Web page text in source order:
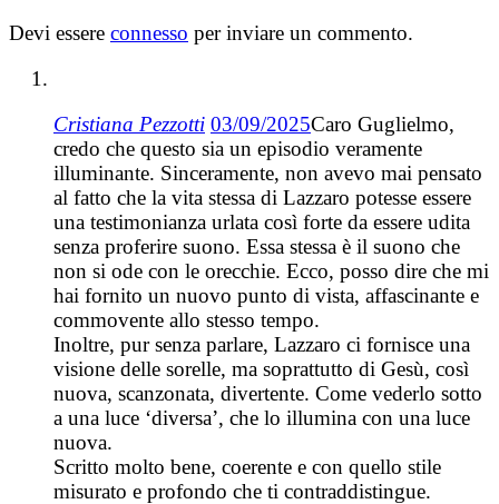
Devi essere connesso per inviare un commento.
Cristiana Pezzotti 03/09/2025Caro Guglielmo,
credo che questo sia un episodio veramente
illuminante. Sinceramente, non avevo mai pensato
al fatto che la vita stessa di Lazzaro potesse essere
una testimonianza urlata così forte da essere udita
senza proferire suono. Essa stessa è il suono che
non si ode con le orecchie. Ecco, posso dire che mi
hai fornito un nuovo punto di vista, affascinante e
commovente allo stesso tempo.
Inoltre, pur senza parlare, Lazzaro ci fornisce una
visione delle sorelle, ma soprattutto di Gesù, così
nuova, scanzonata, divertente. Come vederlo sotto
a una luce ‘diversa’, che lo illumina con una luce
nuova.
Scritto molto bene, coerente e con quello stile
misurato e profondo che ti contraddistingue.